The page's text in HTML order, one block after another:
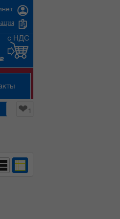
c
с НДС
❤1